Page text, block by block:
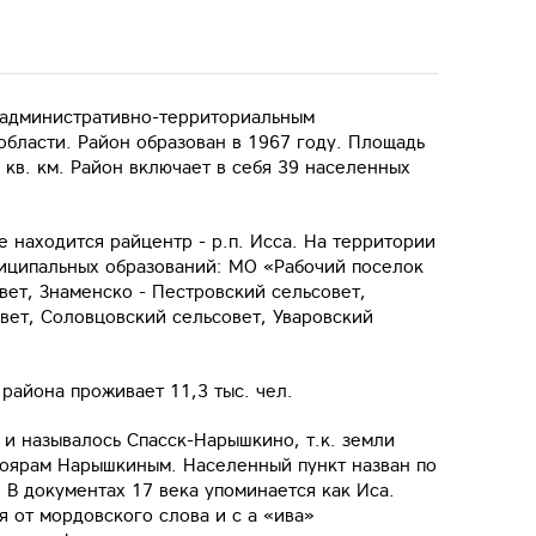
территориальным
Район образован в 1967 году. Площадь
кв. км. Район включает в себя 39 населенных
находится райцентр - р.п. Исса. На территории
образований: МО «Рабочий поселок
Знаменско - Пестровский сельсовет,
Соловцовский сельсовет, Уваровский
проживает 11,3 тыс. чел.
называлось Спасск-Нарышкино, т.к. земли
Нарышкиным. Населенный пункт назван по
документах 17 века упоминается как Иса.
от мордовского слова и с а «ива»